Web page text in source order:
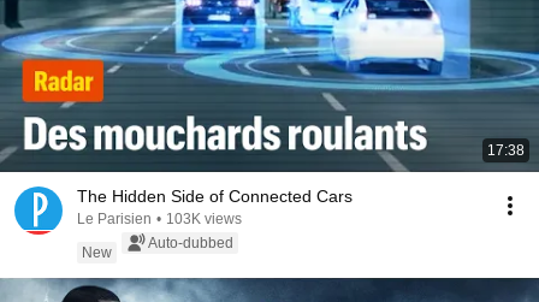
17:38
The Hidden Side of Connected Cars
Le Parisien • 103K views
New
Auto-dubbed